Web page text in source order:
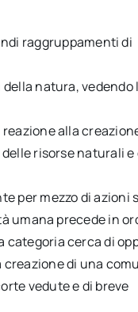
raggruppamenti di
natura, vedendo
alla
risorse naturali e
per mezzo di azioni
umana precede in
categoria cerca di
di una
vedute e di breve